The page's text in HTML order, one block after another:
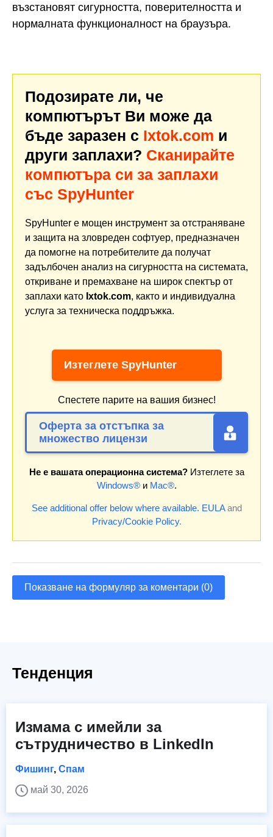
възстановят сигурността, поверителността и
нормалната функционалност на браузъра.
Подозирате ли, че
компютърът Ви може да
бъде заразен с Ixtok.com и
други заплахи? Сканирайте
компютъра си за заплахи
със SpyHunter
SpyHunter е мощен инструмент за отстраняване
и защита на зловреден софтуер, предназначен
да помогне на потребителите да получат
задълбочен анализ на сигурността на системата,
откриване и премахване на широк спектър от
заплахи като Ixtok.com, както и индивидуална
услуга за техническа поддръжка.
Изтеглете SpyHunter
Спестете парите на вашия бизнес!
Оферта за отстъпка за
множество лицензи
Не е вашата операционна система?Изтеглете за
Windows®и Mac®.
See additional offer below where available. EULAand
Privacy/Cookie Policy.
Показване на формуляр за коментари (0)
Тенденция
Измама с имейли за
сътрудничество в LinkedIn
Фишинг, Спам
май 30, 2026